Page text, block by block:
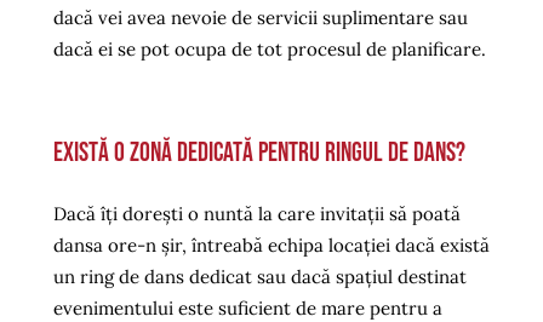
dacă vei avea nevoie de servicii suplimentare sau
dacă ei se pot ocupa de tot procesul de planificare.
Există o zonă dedicată pentru ringul de dans?
Dacă îți dorești o nuntă la care invitații să poată
dansa ore-n șir, întreabă echipa locației dacă există
un ring de dans dedicat sau dacă spațiul destinat
evenimentului este suficient de mare pentru a